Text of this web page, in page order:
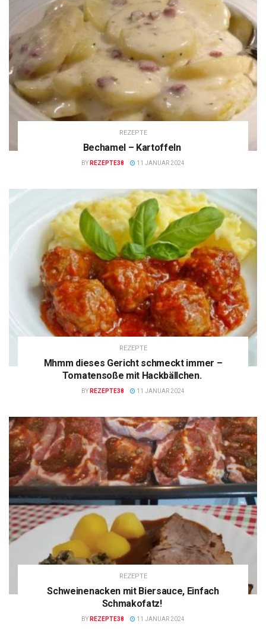
REZEPTE
Bechamel – Kartoffeln
BY REZEPTE38 11 JANUAR 2024
REZEPTE
Mhmm dieses Gericht schmeckt immer –
Tomatensoße mit Hackbällchen.
BY REZEPTE38 11 JANUAR 2024
REZEPTE
Schweinenacken mit Biersauce, Einfach
Schmakofatz!
BY REZEPTE38 11 JANUAR 2024